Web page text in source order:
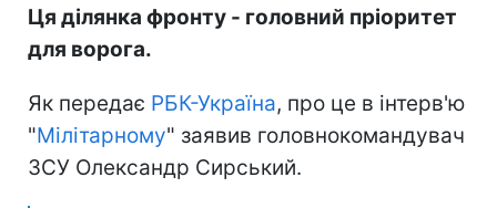
Ця ділянка фронту - головний пріоритет
для ворога.
Як передає РБК-Україна, про це в інтерв'ю
"Мілітарному" заявив головнокомандувач
ЗСУ Олександр Сирський.